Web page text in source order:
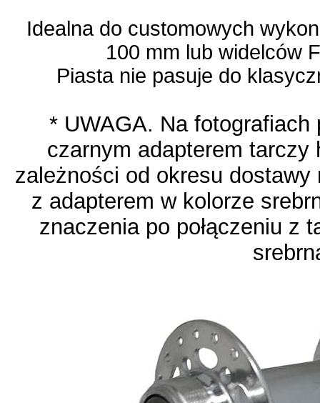
Idealna do customowych
100 mm lub widelców
Piasta nie pasuje do
* UWAGA. Na
czarnym adapterem tarczy
zależności od okresu
z adapterem w kolorze
znaczenia po połączeniu z